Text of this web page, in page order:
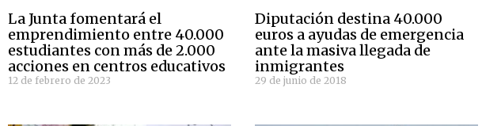
La Junta fomentará el
emprendimiento entre 40.000
estudiantes con más de 2.000
acciones en centros educativos
12 de febrero de 2023
Diputación destina 40.000
euros a ayudas de emergencia
ante la masiva llegada de
inmigrantes
29 de junio de 2018